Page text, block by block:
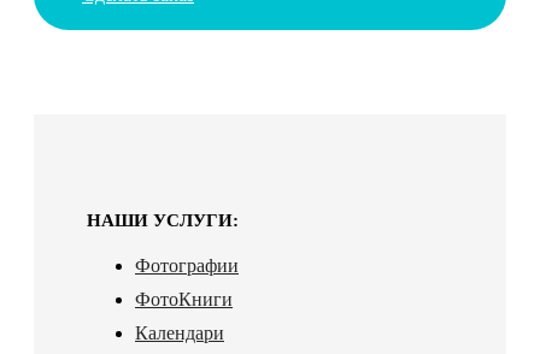
НАШИ УСЛУГИ:
Фотографии
ФотоКниги
Календари